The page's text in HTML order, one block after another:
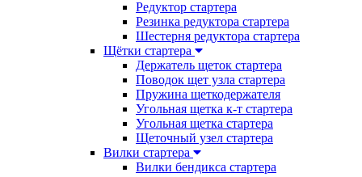
Редуктор стартера
Резинка редуктора стартера
Шестерня редуктора стартера
Щётки стартера
Держатель щеток стартера
Поводок щет узла стартера
Пружина щеткодержателя
Угольная щетка к-т стартера
Угольная щетка стартера
Щеточный узел стартера
Вилки стартера
Вилки бендикса стартера